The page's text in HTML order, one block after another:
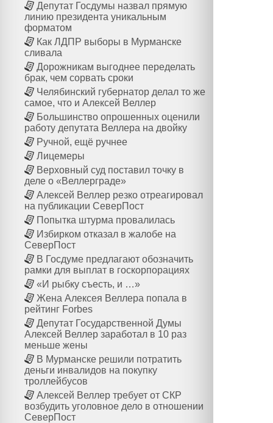
Депутат Госдумы назвал прямую
линию президента уникальным
форматом
Как ЛДПР выборы в Мурманске
сливала
Дорожникам выгоднее переделать
брак, чем сорвать сроки
Челябинский губернатор делал то же
самое, что и Алексей Веллер
Большинство опрошенных оценили
работу депутата Веллера на двойку
Ручной, ещё ручнее
Лицемеры
Верховный суд поставил точку в
деле о «Веллерграде»
Алексей Веллер резко отреагировал
на публикации СеверПост
Попытка штурма провалилась
Избирком отказал в жалобе на
СеверПост
В Госдуме предлагают обозначить
рамки для выплат в госкорпорациях
«И рыбку съесть, и …»
Жена Алексея Веллера попала в
рейтинг Forbes
Депутат Государственной Думы
Алексей Веллер заработал в 10 раз
меньше жены
В Мурманске решили потратить
деньги инвалидов на покупку
троллейбусов
Алексей Веллер требует от СКР
возбудить уголовное дело в отношении
СеверПост